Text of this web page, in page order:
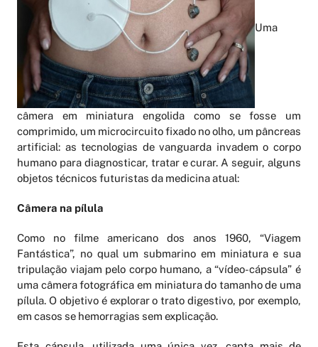
Uma
câmera em miniatura engolida como se fosse um
comprimido, um microcircuito fixado no olho, um pâncreas
artificial: as tecnologias de vanguarda invadem o corpo
humano para diagnosticar, tratar e curar. A seguir, alguns
objetos técnicos futuristas da medicina atual:
Câmera na pílula
Como no filme americano dos anos 1960, “Viagem
Fantástica”, no qual um submarino em miniatura e sua
tripulação viajam pelo corpo humano, a “vídeo-cápsula” é
uma câmera fotográfica em miniatura do tamanho de uma
pílula. O objetivo é explorar o trato digestivo, por exemplo,
em casos se hemorragias sem explicação.